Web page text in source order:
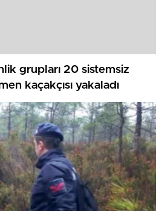
grupları 20 sistemsiz
kaçakçısı yakaladı